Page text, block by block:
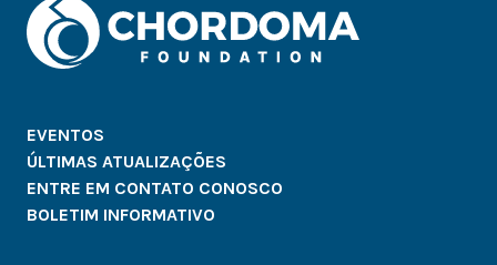
EVENTOS
ÚLTIMAS ATUALIZAÇÕES
ENTRE EM CONTATO CONOSCO
BOLETIM INFORMATIVO